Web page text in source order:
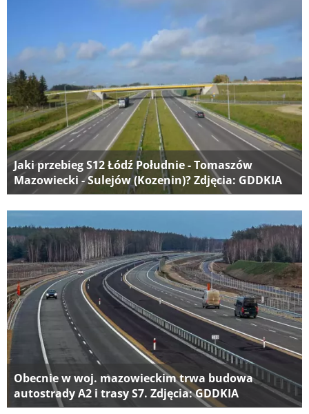
Jaki przebieg S12 Łódź Południe - Tomaszów
Mazowiecki - Sulejów (Kozenin)? Zdjęcia: GDDKIA
Obecnie w woj. mazowieckim trwa budowa
autostrady A2 i trasy S7. Zdjęcia: GDDKIA